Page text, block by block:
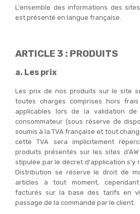
L'ensemble des informations des
est présenté en langue française.
ARTICLE 3 : PRODUITS
a. Les prix
Les prix de nos produits sur le site
toutes charges comprises hors
applicables lors de la validation
consommateur (sous réserve de
soumis à la TVA française et tout
cette TVA sera implicitement
produits présentés sur les sites
stipulée par le décret d'application s'y
Distribution se réserve le droit de
articles à tout moment,
facturés sur la base des tarifs en
passage de la commande par le client.